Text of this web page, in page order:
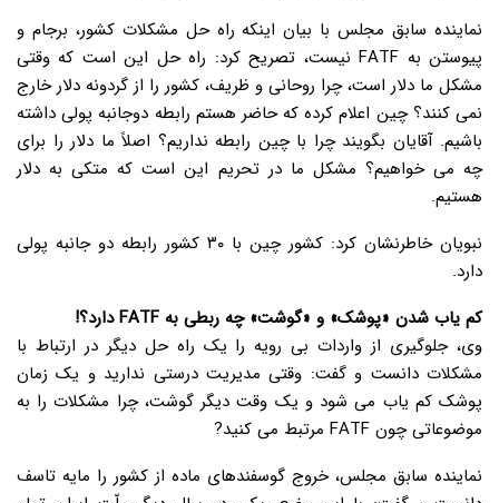
نماینده سابق مجلس با بیان اینکه راه حل مشکلات کشور، برجام و
پیوستن به FATF نیست، تصریح کرد: راه حل این است که وقتی
مشکل ما دلار است، چرا روحانی و ظریف، کشور را از گردونه دلار خارج
نمی کنند؟ چین اعلام کرده که حاضر هستم رابطه دوجانبه پولی داشته
باشیم. آقایان بگویند چرا با چین رابطه نداریم؟ اصلاً ما دلار را برای
چه می خواهیم؟ مشکل ما در تحریم این است که متکی به دلار
هستیم.
نبویان خاطرنشان کرد: کشور چین با ۳۰ کشور رابطه دو جانبه پولی
دارد.
کم یاب شدن «پوشک» و «گوشت» چه ربطی به FATF دارد؟!
وی، جلوگیری از واردات بی رویه را یک راه حل دیگر در ارتباط با
مشکلات دانست و گفت: وقتی مدیریت درستی ندارید و یک زمان
پوشک کم یاب می شود و یک وقت دیگر گوشت، چرا مشکلات را به
موضوعاتی چون FATF مرتبط می کنید?
نماینده سابق مجلس، خروج گوسفندهای ماده از کشور را مایه تاسف